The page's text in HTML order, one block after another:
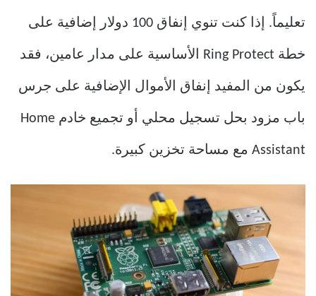
تعليماً. إذا كنت تنوي إنفاق 100 دولار إضافية على
خطة Ring Protect الأساسية على مدار عامين، فقد
يكون من المفيد إنفاق الأموال الإضافية على جرس
باب مزود بحل تسجيل محلي أو تجميع خادم Home
Assistant مع مساحة تخزين كبيرة.